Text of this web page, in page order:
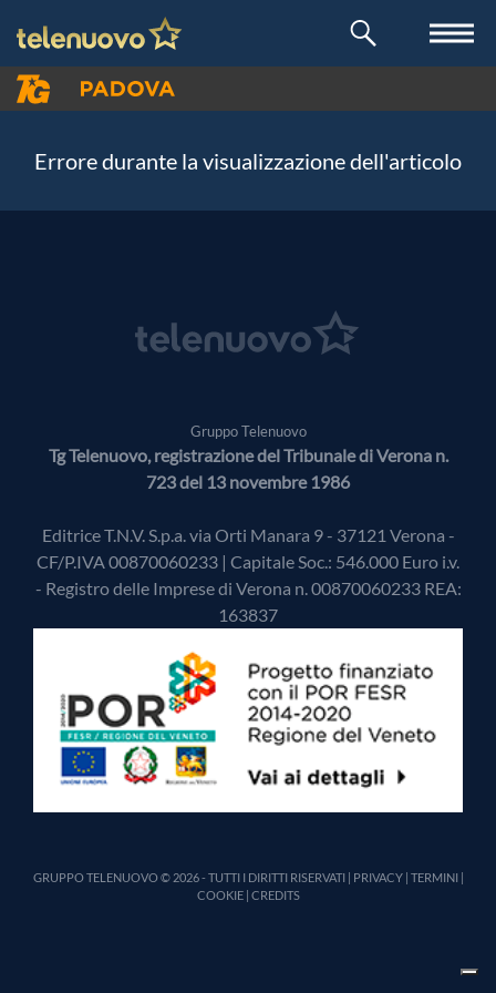
Errore durante la visualizzazione dell'articolo
Gruppo Telenuovo
Tg Telenuovo, registrazione del Tribunale di Verona n.
723 del 13 novembre 1986
Editrice T.N.V. S.p.a. via Orti Manara 9 - 37121 Verona -
CF/P.IVA 00870060233 | Capitale Soc.: 546.000 Euro i.v.
- Registro delle Imprese di Verona n. 00870060233 REA:
163837
GRUPPO TELENUOVO © 2026 - TUTTI I DIRITTI RISERVATI | PRIVACY| TERMINI|
COOKIE| CREDITS